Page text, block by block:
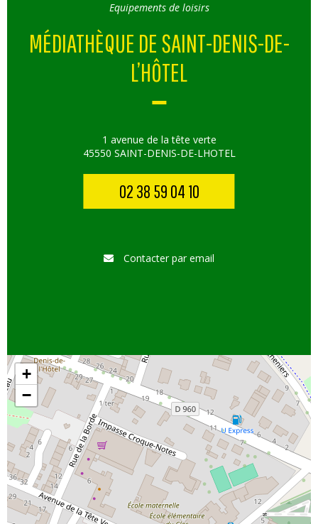
Equipements de loisirs
MÉDIATHÈQUE DE SAINT-DENIS-DE-
L’HÔTEL
1 avenue de la tête verte
45550 SAINT-DENIS-DE-LHOTEL
02 38 59 04 10
Contacter par email
+
−